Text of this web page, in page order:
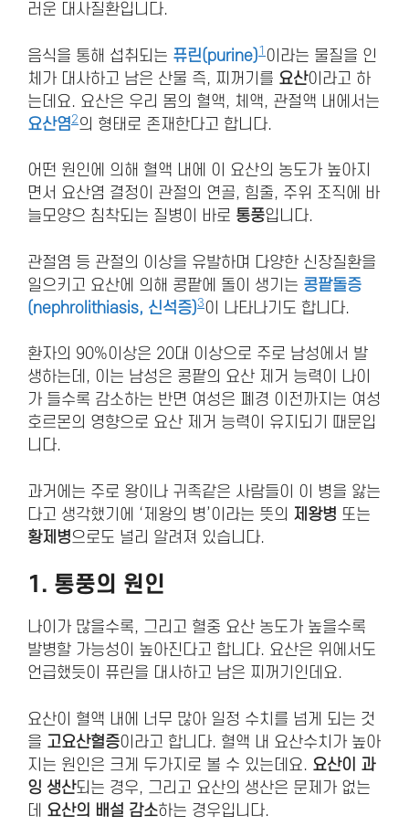
러운 대사질환입니다.
음식을 통해 섭취되는 퓨린(purine)1 이라는 물질을 인
체가 대사하고 남은 산물 즉, 찌꺼기를 요산이라고 하
는데요. 요산은 우리 몸의 혈액, 체액, 관절액 내에서는
요산염2 의 형태로 존재한다고 합니다.
어떤 원인에 의해 혈액 내에 이 요산의 농도가 높아지
면서 요산염 결정이 관절의 연골, 힘줄, 주위 조직에 바
늘모양으 침착되는 질병이 바로 통풍입니다.
관절염 등 관절의 이상을 유발하며 다양한 신장질환을
일으키고 요산에 의해 콩팥에 돌이 생기는 콩팥돌증
(nephrolithiasis, 신석증)3이 나타나기도 합니다.
환자의 90%이상은 20대 이상으로 주로 남성에서 발
생하는데, 이는 남성은 콩팥의 요산 제거 능력이 나이
가 들수록 감소하는 반면 여성은 폐경 이전까지는 여성
호르몬의 영향으로 요산 제거 능력이 유지되기 때문입
니다.
과거에는 주로 왕이나 귀족같은 사람들이 이 병을 앓는
다고 생각했기에 ‘제왕의 병’이라는 뜻의 제왕병 또는
황제병으로도 널리 알려져 있습니다.
1. 통풍의 원인
나이가 많을수록, 그리고 혈중 요산 농도가 높을수록
발병할 가능성이 높아진다고 합니다. 요산은 위에서도
언급했듯이 퓨린을 대사하고 남은 찌꺼기인데요.
요산이 혈액 내에 너무 많아 일정 수치를 넘게 되는 것
을 고요산혈증이라고 합니다. 혈액 내 요산수치가 높아
지는 원인은 크게 두가지로 볼 수 있는데요. 요산이 과
잉 생산되는 경우, 그리고 요산의 생산은 문제가 없는
데 요산의 배설 감소하는 경우입니다.